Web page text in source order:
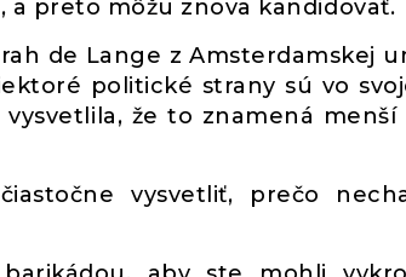
preto môžu znova kandidovať.
de Lange z Amsterdamskej
politické strany sú vo
vysvetlila, že to znamená
vysvetliť, prečo